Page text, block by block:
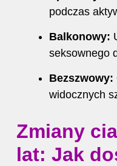
podczas
Balkonowy:
seksownego
Bezszwowy:
widocznych
Zmiany
lat: Jak